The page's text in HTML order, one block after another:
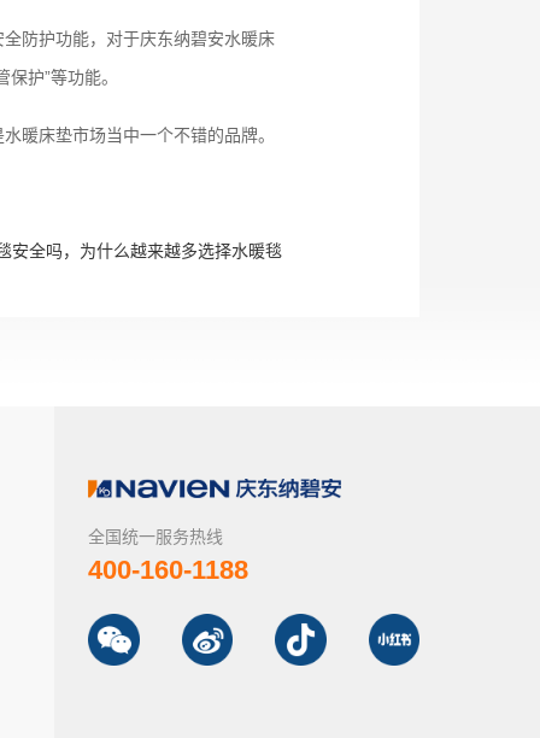
防护功能，对于庆东纳碧安水暖床
护”等功能。
暖床垫市场当中一个不错的品牌。
安全吗，为什么越来越多选择水暖毯
全国统一服务热线
400-160-1188